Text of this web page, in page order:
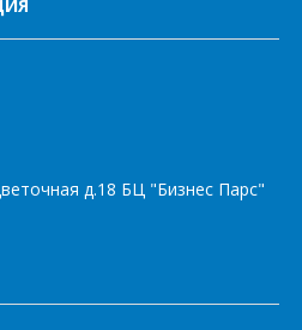
д.18 БЦ "Бизнес Парс"